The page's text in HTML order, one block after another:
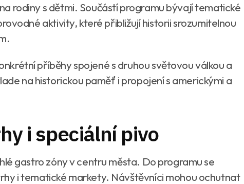
rodiny s dětmi. Součástí programu bývají tematické
aktivity, které přibližují historii srozumitelnou
příběhy spojené s druhou světovou válkou a
na historickou paměť i propojení s americkými a
i speciální pivo
gastro zóny v centru města. Do programu se
i tematické markety. Návštěvníci mohou ochutnat